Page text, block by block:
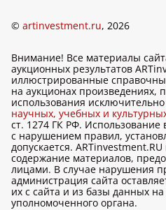
© artinvestment.ru, 2026
Внимание! Все материалы
аукционных результатов
иллюстрированные
на аукционах произведениях,
использования исключительно
научных, учебных и
ст. 1274 ГК РФ. Использование
с нарушением правил,
допускается.
содержание материалов,
лицами. В случае нарушения
администрация сайта
их с сайта и из базы данных
уполномоченного органа.